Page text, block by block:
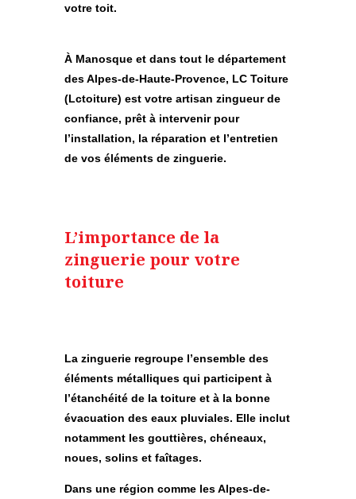
votre toit.
À Manosque et dans tout le département
des Alpes-de-Haute-Provence, LC Toiture
(Lctoiture) est votre artisan zingueur de
confiance, prêt à intervenir pour
l’installation, la réparation et l’entretien
de vos éléments de zinguerie.
L’importance de la
zinguerie pour votre
toiture
La zinguerie regroupe l’ensemble des
éléments métalliques qui participent à
l’étanchéité de la toiture et à la bonne
évacuation des eaux pluviales. Elle inclut
notamment les gouttières, chéneaux,
noues, solins et faîtages.
Dans une région comme les Alpes-de-